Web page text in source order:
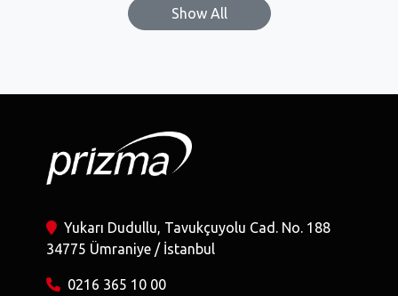
Show All
Yukarı Dudullu, Tavukçuyolu Cad. No. 188
34775 Ümraniye / İstanbul
0216 365 10 00